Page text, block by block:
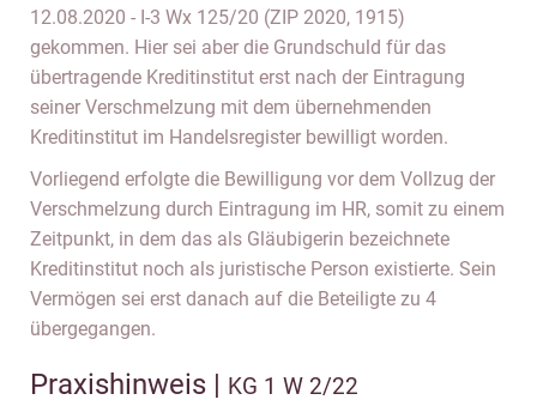
12.08.2020 - I-3 Wx 125/20 (ZIP 2020, 1915)
gekommen. Hier sei aber die Grundschuld für das
übertragende Kreditinstitut erst nach der Eintragung
seiner Verschmelzung mit dem übernehmenden
Kreditinstitut im Handelsregister bewilligt worden.
Vorliegend erfolgte die Bewilligung vor dem Vollzug der
Verschmelzung durch Eintragung im HR, somit zu einem
Zeitpunkt, in dem das als Gläubigerin bezeichnete
Kreditinstitut noch als juristische Person existierte. Sein
Vermögen sei erst danach auf die Beteiligte zu 4
übergegangen.
Praxishinweis | KG 1 W 2/22